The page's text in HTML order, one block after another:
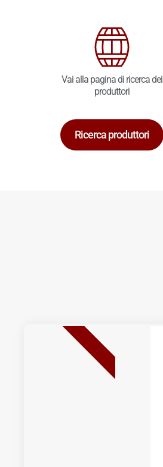
Vai alla pagina di ricerca dei
produttori
Ricerca produttori
NUOVA USCITA